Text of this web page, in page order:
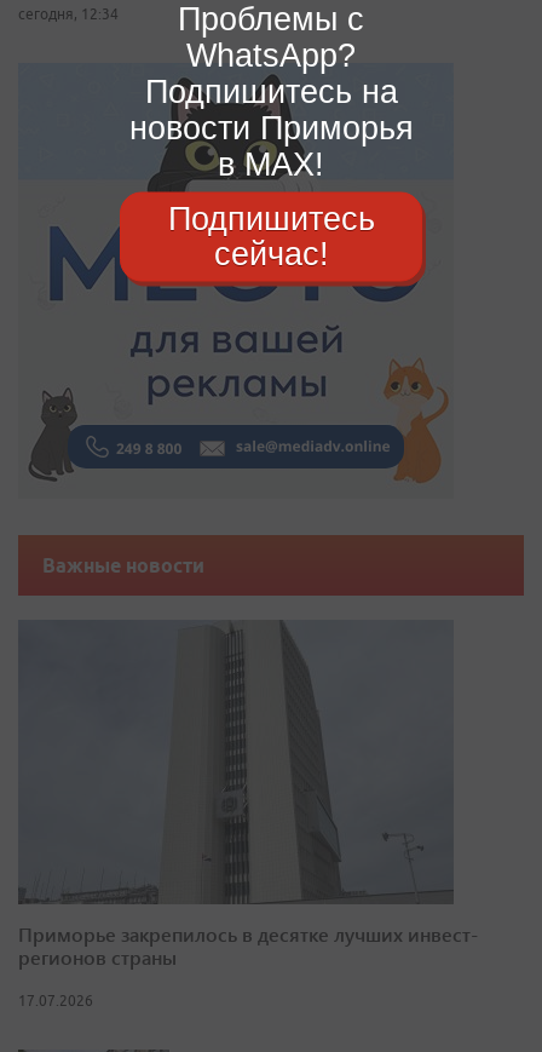
сегодня, 12:34
Важные новости
Приморье закрепилось в десятке лучших инвест-
регионов страны
17.07.2026
Проблемы с
WhatsApp?
Подпишитесь на
новости Приморья
в MAX!
Подпишитесь
сейчас!